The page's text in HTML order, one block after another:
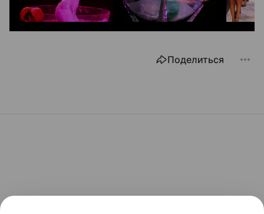
Поделиться